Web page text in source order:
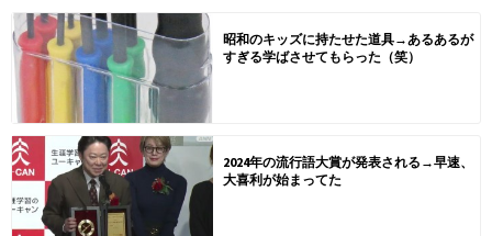
昭和のキッズに持たせた道具→あるあるが
すぎる学ばさせてもらった（笑）
2024年の流行語大賞が発表される→早速、
大喜利が始まってた